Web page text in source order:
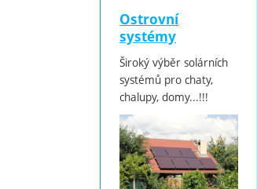
Ostrovní
systémy
Široký výběr solárních
systémů pro chaty,
chalupy, domy...!!!